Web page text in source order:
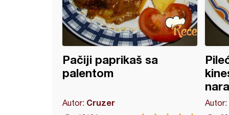
Pačiji paprikaš sa
palentom
Autor: Cruzer Autor: